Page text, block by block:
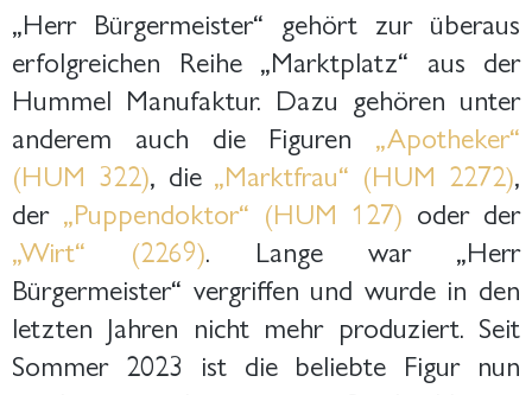
„Herr Bürgermeister“ gehört zur überaus
erfolgreichen Reihe „Marktplatz“ aus der
Hummel Manufaktur. Dazu gehören unter
anderem auch die Figuren „Apotheker“
(HUM 322), die „Marktfrau“ (HUM 2272),
der „Puppendoktor“ (HUM 127) oder der
„Wirt“ (2269). Lange war „Herr
Bürgermeister“ vergriffen und wurde in den
letzten Jahren nicht mehr produziert. Seit
Sommer 2023 ist die beliebte Figur nun